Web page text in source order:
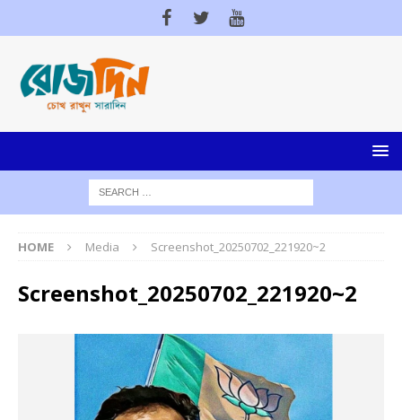
HOME Media Screenshot_20250702_221920~2
Screenshot_20250702_221920~2